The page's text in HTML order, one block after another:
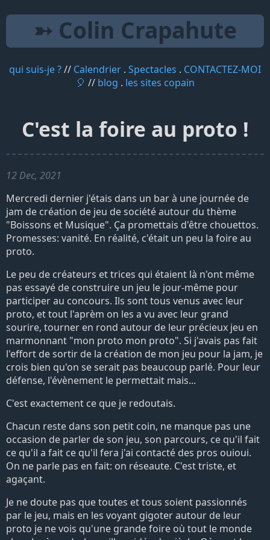
➳ Colin Crapahute
qui suis-je ?// Calendrier . Spectacles . CONTACTEZ-MOI
🎈 // blog . les sites copain
C'est la foire au proto !
12 Dec, 2021
Mercredi dernier j'étais dans un bar à une journée de
jam de création de jeu de société autour du thème
"Boissons et Musique". Ça promettais d'être chouettos.
Promesses: vanité. En réalité, c'était un peu la foire au
proto.
Le peu de créateurs et trices qui étaient là n'ont même
pas essayé de construire un jeu le jour-même pour
participer au concours. Ils sont tous venus avec leur
proto, et tout l'aprèm on les a vu avec leur grand
sourire, tourner en rond autour de leur précieux jeu en
marmonnant "mon proto mon proto". Si j'avais pas fait
l'effort de sortir de la création de mon jeu pour la jam, je
crois bien qu'on se serait pas beaucoup parlé. Pour leur
défense, l'évènement le permettait mais...
C'est exactement ce que je redoutais.
Chacun reste dans son petit coin, ne manque pas une
occasion de parler de son jeu, son parcours, ce qu'il fait
ce qu'il a fait ce qu'il fera j'ai contacté des pros ouioui.
On ne parle pas en fait: on réseaute. C'est triste, et
agaçant.
Je ne doute pas que toutes et tous soient passionnés
par le jeu, mais en les voyant gigoter autour de leur
proto je ne vois qu'une grande foire où tout le monde